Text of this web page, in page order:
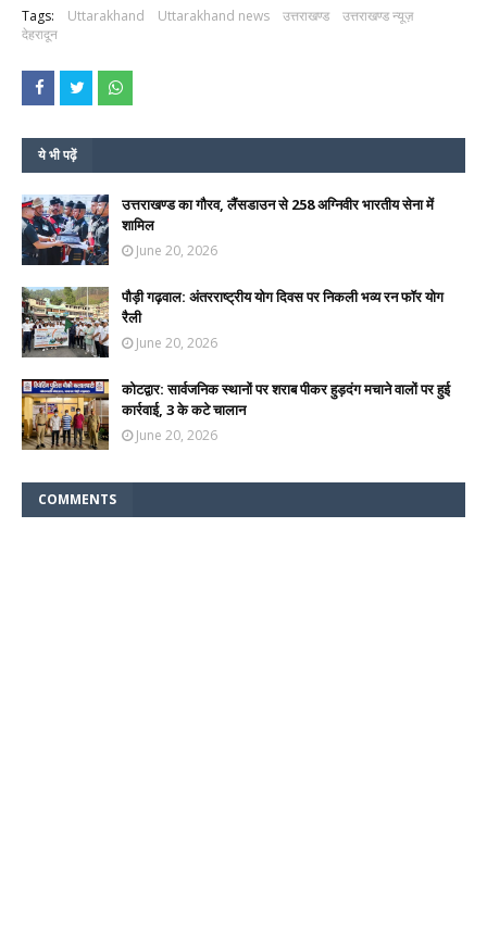
Tags: Uttarakhand Uttarakhand news उत्तराखण्ड
उत्तराखण्ड न्यूज़
देहरादून
ये भी पढ़ें
उत्तराखण्ड का गौरव, लैंसडाउन से 258 अग्निवीर भारतीय सेना में
शामिल
June 20, 2026
पौड़ी गढ़वाल: अंतरराष्ट्रीय योग दिवस पर निकली भव्य रन फॉर योग
रैली
June 20, 2026
कोटद्वार: सार्वजनिक स्थानों पर शराब पीकर हुड़दंग मचाने वालों पर हुई
कार्रवाई, 3 के कटे चालान
June 20, 2026
COMMENTS